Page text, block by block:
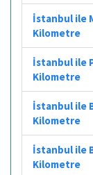
İstanbul ile
Kilometre
İstanbul ile
Kilometre
İstanbul ile
Kilometre
İstanbul ile
Kilometre